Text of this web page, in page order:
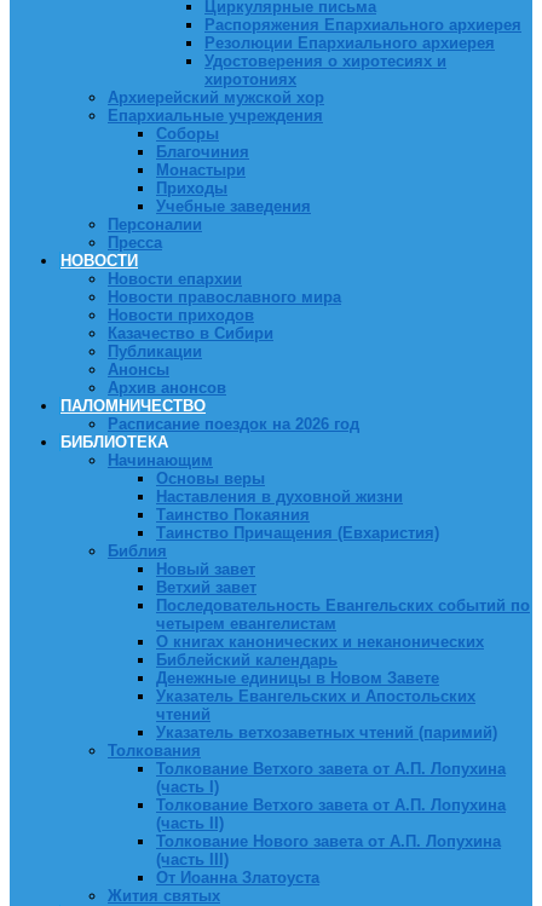
Циркулярные письма
Распоряжения Епархиального архиерея
Резолюции Епархиального архиерея
Удостоверения о хиротесиях и
хиротониях
Архиерейский мужской хор
Епархиальные учреждения
Соборы
Благочиния
Монастыри
Приходы
Учебные заведения
Персоналии
Пресса
НОВОСТИ
Новости епархии
Новости православного мира
Новости приходов
Казачество в Сибири
Публикации
Анонсы
Архив анонсов
ПАЛОМНИЧЕСТВО
Расписание поездок на 2026 год
БИБЛИОТЕКА
Начинающим
Основы веры
Наставления в духовной жизни
Таинство Покаяния
Таинство Причащения (Евхаристия)
Библия
Новый завет
Ветхий завет
Последовательность Евангельских событий по
четырем евангелистам
О книгах канонических и неканонических
Библейский календарь
Денежные единицы в Новом Завете
Указатель Евангельских и Апостольских
чтений
Указатель ветхозаветных чтений (паримий)
Толкования
Толкование Ветхого завета от А.П. Лопухина
(часть I)
Толкование Ветхого завета от А.П. Лопухина
(часть II)
Толкование Нового завета от А.П. Лопухина
(часть III)
От Иоанна Златоуста
Жития святых